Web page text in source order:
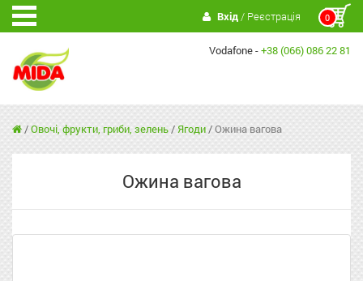
0
Вхід/ Реєстрація
Vodafone -+38 (066) 086 22 81
/Овочі, фрукти, гриби, зелень/Ягоди/Ожина вагова
Ожина вагова